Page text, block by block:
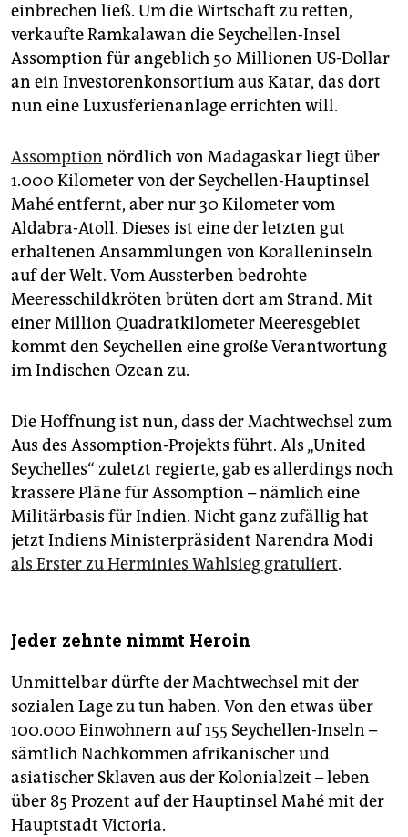
einbrechen ließ. Um die Wirtschaft zu retten,
verkaufte Ramkalawan die Seychellen-Insel
Assomption für angeblich 50 Millionen US-Dollar
an ein Investorenkonsortium aus Katar, das dort
nun eine Luxusferienanlage errichten will.
Assomption nördlich von Madagaskar liegt über
1.000 Kilometer von der Seychellen-Hauptinsel
Mahé entfernt, aber nur 30 Kilometer vom
Aldabra-Atoll. Dieses ist eine der letzten gut
erhaltenen Ansammlungen von Koralleninseln
auf der Welt. Vom Aussterben bedrohte
Meeresschildkröten brüten dort am Strand. Mit
einer Million Quadratkilometer Meeresgebiet
kommt den Seychellen eine große Verantwortung
im Indischen Ozean zu.
Die Hoffnung ist nun, dass der Machtwechsel zum
Aus des Assomption-Projekts führt. Als „United
Seychelles“ zuletzt regierte, gab es allerdings noch
krassere Pläne für Assomption – nämlich eine
Militärbasis für Indien. Nicht ganz zufällig hat
jetzt Indiens Ministerpräsident Narendra Modi
als Erster zu Herminies Wahlsieg gratuliert.
Jeder zehnte nimmt Heroin
Unmittelbar dürfte der Machtwechsel mit der
sozialen Lage zu tun haben. Von den etwas über
100.000 Einwohnern auf 155 Seychellen-Inseln –
sämtlich Nachkommen afrikanischer und
asiatischer Sklaven aus der Kolonialzeit – leben
über 85 Prozent auf der Hauptinsel Mahé mit der
Hauptstadt Victoria.